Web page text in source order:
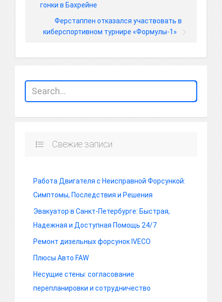
гонки в Бахрейне
Ферстаппен отказался участвовать в
киберспортивном турнире «Формулы-1»
Свежие записи
Работа Двигателя с Неисправной Форсункой:
Симптомы, Последствия и Решения
Эвакуатор в Санкт-Петербурге: Быстрая,
Надежная и Доступная Помощь 24/7
Ремонт дизельных форсунок IVECO
Плюсы Авто FAW
Несущие стены: согласование
перепланировки и сотрудничество